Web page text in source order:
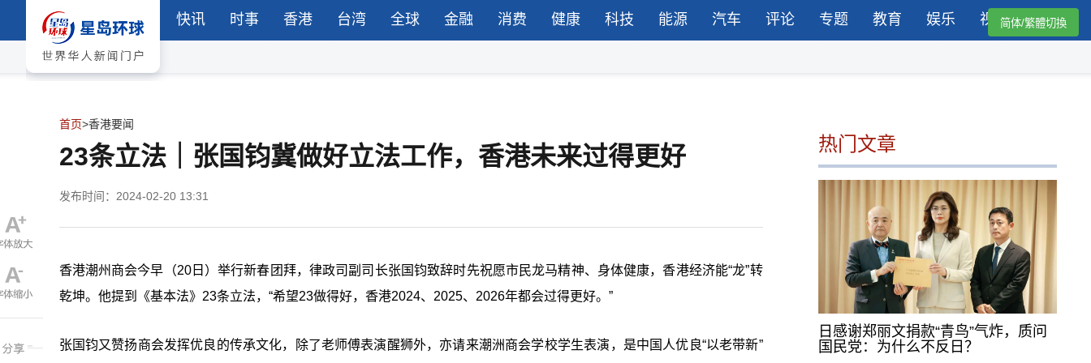
快讯 时事 香港 台湾 全球 金融 消费 健康 科技 能源 汽车 评论 专题 教育 娱乐 视频简体/繁體切換
首页>香港要闻
23条立法｜张国钧冀做好立法工作，香港未来过得更好
发布时间：2024-02-20 13:31
香港潮州商会今早（20日）举行新春团拜，律政司副司长张国钧致辞时先祝愿市民龙马精神、身体健康，香港经济能“龙”转
乾坤。他提到《基本法》23条立法，“希望23做得好，香港2024、2025、2026年都会过得更好。”
张国钧又赞扬商会发挥优良的传承文化，除了老师傅表演醒狮外，亦请来潮洲商会学校学生表演，是中国人优良“以老带新”
热门文章
日感谢郑丽文捐款“青鸟”气炸，质问
国民党：为什么不反日？